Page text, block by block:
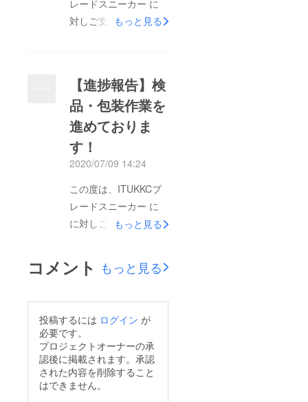
お住いの地域によって
通常で2〜7日となって
も届かない場合は、お
手数ですがお問い合わ
せページよりご連絡く
ださい。この度はご支
援いただき誠にありが
とうございました！今
後とも末永くご愛顧賜
りますようよろしくお
願い申し上げます。
レードスニーカー に
対しご支援、ご関心を
した！本商品は7月9日
より出荷作業を開始し
ております。支援者様
の数が多いため、数日
に分けて発送いたしま
ちくださいませ。今後
ともどうぞよろしくお
願いいたします。
もっと見る
【進捗報告】検
品・包装作業を
進めておりま
す！
2020/07/09 14:24
この度は、ITUKKCブ
レードスニーカー に
に対しご支援、ご関心
ありがとうございま
す。本商品はすでに生
ります。これから、一
つ一つ丁寧に検品・包
装いたします。まもな
く皆さまのもとへお届
もっと見る
コメント もっと見る
投稿するには ログイン が
必要です。
プロジェクトオーナーの承
認後に掲載されます。承認
された内容を削除すること
はできません。